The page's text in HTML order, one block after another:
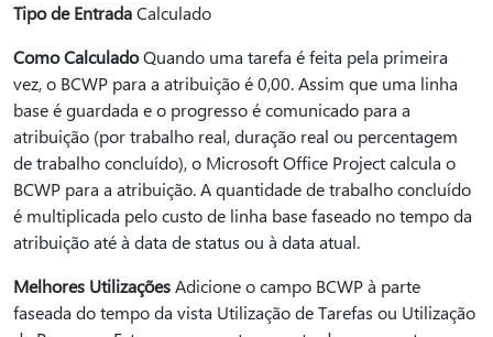
Tipo de EntradaCalculado
Como CalculadoQuando uma tarefa é feita pela primeira
vez, o BCWP para a atribuição é 0,00. Assim que uma linha
base é guardada e o progresso é comunicado para a
atribuição (por trabalho real, duração real ou percentagem
de trabalho concluído), o Microsoft Office Project calcula o
BCWP para a atribuição. A quantidade de trabalho concluído
é multiplicada pelo custo de linha base faseado no tempo da
atribuição até à data de status ou à data atual.
Melhores UtilizaçõesAdicione o campo BCWP à parte
faseada do tempo da vista Utilização de Tarefas ou Utilização